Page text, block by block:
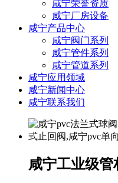
咸宁荣誉资质
咸宁厂房设备
咸宁产品中心
咸宁阀门系列
咸宁管件系列
咸宁管道系列
咸宁应用领域
咸宁新闻中心
咸宁联系我们
咸宁工业级管